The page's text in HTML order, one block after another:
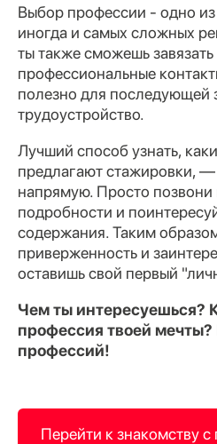
Выбор профессии - одно
иногда и самых сложных
ты также сможешь
профессиональные
полезно для последующей
трудоустройство.
Лучший способ узнать,
предлагают стажировки, —
напрямую. Просто позвони
подробности и
содержания. Таким
приверженность и
оставишь свой первый
Чем ты интересуешься?
профессия твоей
профессий!
Перейти к знакомству